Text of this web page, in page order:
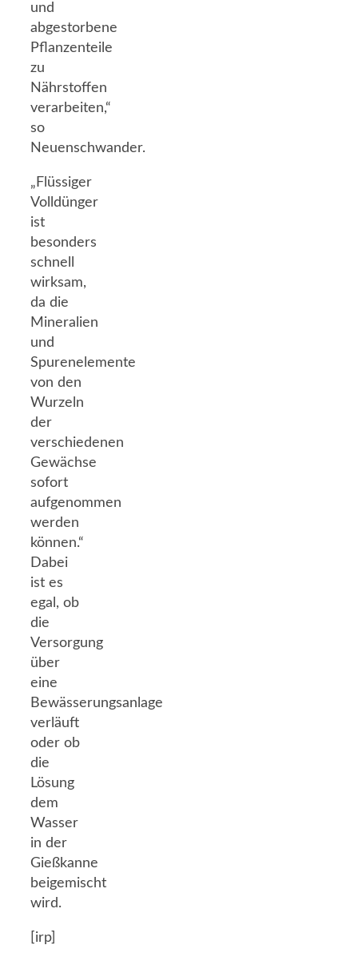
und
abgestorbene
Pflanzenteile
zu
Nährstoffen
verarbeiten,“
so
Neuenschwander.
„Flüssiger
Volldünger
ist
besonders
schnell
wirksam,
da die
Mineralien
und
Spurenelemente
von den
Wurzeln
der
verschiedenen
Gewächse
sofort
aufgenommen
werden
können.“
Dabei
ist es
egal, ob
die
Versorgung
über
eine
Bewässerungsanlage
verläuft
oder ob
die
Lösung
dem
Wasser
in der
Gießkanne
beigemischt
wird.
[irp]